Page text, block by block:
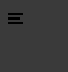
Toggle Menu